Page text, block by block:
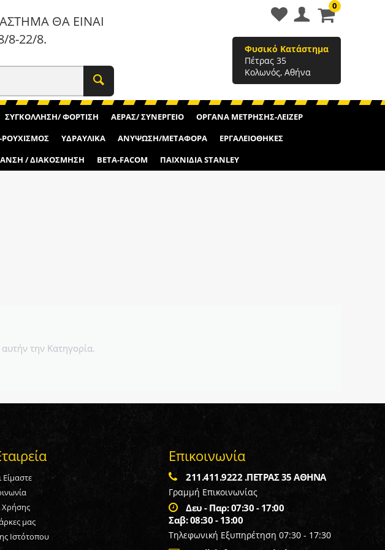
ΘΑ ΕΙΝΑΙ
8-22/8.
0
Φυσικό Κατάστημα
Πέτρας 35
Κολωνός, Αθήνα
ΣΥΓΚΟΛΛΗΣΗ/ ΦΟΡΤΙΣΗ ΑΕΡΑΣ/ ΣΥΝΕΡΓΕΙΟ
ΟΡΓΑΝΑ ΜΕΤΡΗΣΗΣ-ΛΕΙΖΕΡ
ΡΟΥΧΙΣΜΟΣ ΥΔΡΑΥΛΙΚΑ ΑΝΥΨΩΣΗ/ΜΕΤΑΦΟΡΑ
ΕΡΓΑΛΕΙΟΘΗΚΕΣ
/ ΔΙΑΚΟΣΜΗΣΗ BETA-FACOM ΠΑΙΧΝΙΔΙΑ STANLEY
την Κατηγορία.
Είμαστε
μας
Ιστότοπου
Επικοινωνία
211.411.9222 .ΠΕΤΡΑΣ 35 ΑΘΗΝΑ
Γραμμή Επικοινωνίας
Δευ - Παρ: 07:30 - 17:00
Σαβ: 08:30 - 13:00
Τηλεφωνική Εξυπηρέτηση 07:30 - 17:30